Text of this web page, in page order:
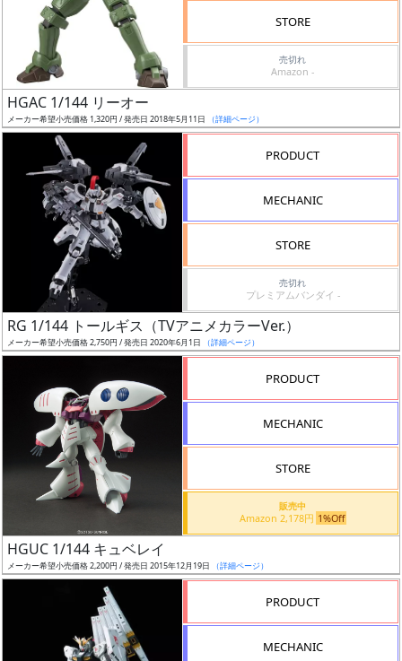
フ
リ
グ
レ
ス
ル
STORE
売切れ
Amazon -
HGAC 1/144 リーオー
メーカー希望小売価格 1,320円 / 発売日 2018年5月11日 （詳細ページ）
PRODUCT
MECHANIC
STORE
売切れ
プレミアムバンダイ -
RG 1/144 トールギス（TVアニメカラーVer.）
メーカー希望小売価格 2,750円 / 発売日 2020年6月1日 （詳細ページ）
PRODUCT
MECHANIC
STORE
販売中
Amazon 2,178円 1%Off
HGUC 1/144 キュベレイ
メーカー希望小売価格 2,200円 / 発売日 2015年12月19日 （詳細ページ）
PRODUCT
MECHANIC